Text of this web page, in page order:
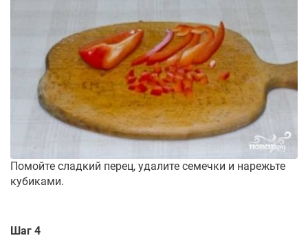
Помойте сладкий перец, удалите семечки и нарежьте
кубиками.
Шаг 4